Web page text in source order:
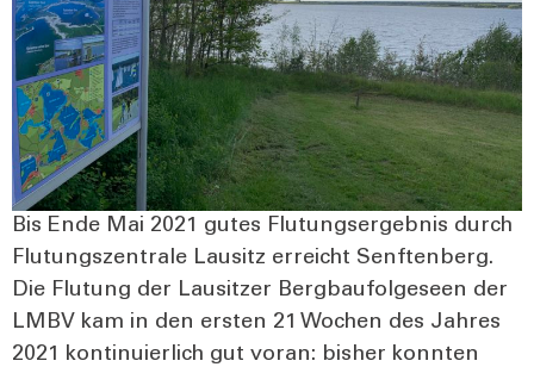
Bis Ende Mai 2021 gutes Flu­tungs­er­geb­nis durch
Flu­tungs­zen­tra­le Lau­sitz erreicht Senf­ten­berg.
Die Flu­tung der Lau­sit­zer Berg­bau­fol­ge­seen der
LMBV kam in den ers­ten 21 Wochen des Jah­res
2021 kon­ti­nu­ier­lich gut vor­an: bis­her konn­ten